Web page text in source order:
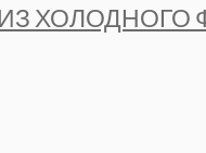
ХОЛОДНОГО